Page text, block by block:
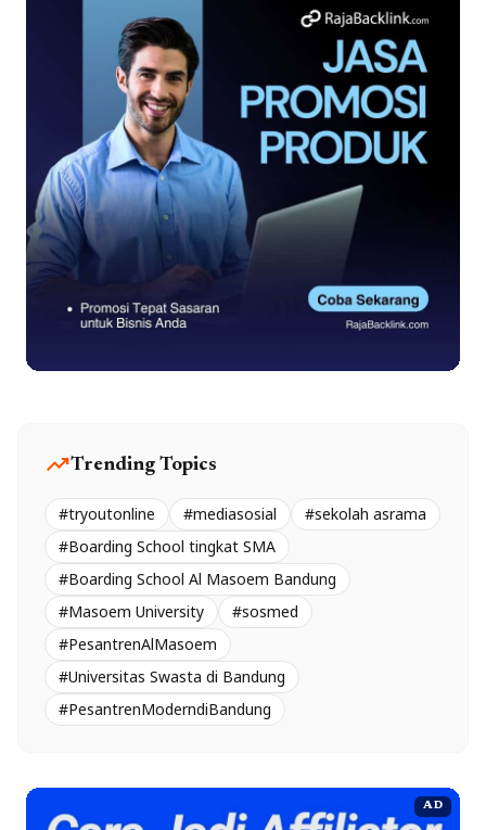
trending_upTrending Topics
#tryoutonline #mediasosial
#sekolah asrama
#Boarding School tingkat SMA
#Boarding School Al Masoem Bandung
#Masoem University
#sosmed
#PesantrenAlMasoem
#Universitas Swasta di Bandung
#PesantrenModerndiBandung
AD